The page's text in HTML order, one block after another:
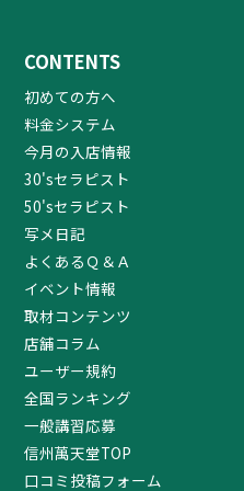
CONTENTS
初めての方へ
料金システム
今月の入店情報
30'sセラピスト
50'sセラピスト
写メ日記
よくあるＱ＆Ａ
イベント情報
取材コンテンツ
店舗コラム
ユーザー規約
全国ランキング
一般講習応募
信州萬天堂TOP
口コミ投稿フォーム